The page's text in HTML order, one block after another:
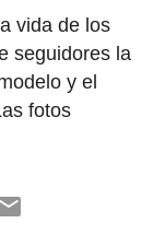
vida de los
seguidores la
y el
fotos